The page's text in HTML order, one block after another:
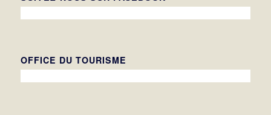
OFFICE DU TOURISME